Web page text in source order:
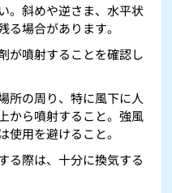
。斜めや逆さま、水平状
る場合があります。
が噴射することを確認し
所の周り、特に風下に人
から噴射すること。強風
使用を避けること。
る際は、十分に換気する